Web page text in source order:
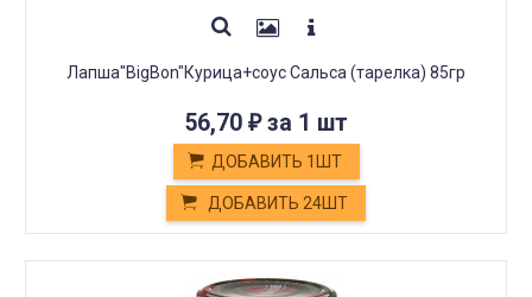
Лапша"BigBon"Курица+соус Сальса (тарелка) 85гр
56,70 ₽за 1 шт
ДОБАВИТЬ 1ШТ
ДОБАВИТЬ 24ШТ